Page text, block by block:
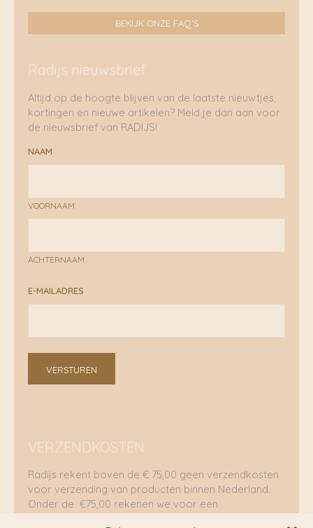
BEKIJK ONZE FAQ'S
Radijs nieuwsbrief
Altijd op de hoogte blijven van de laatste nieuwtjes,
kortingen en nieuwe artikelen? Meld je dan aan voor
de nieuwsbrief van RADIJS!
NAAM
VOORNAAM
ACHTERNAAM
E-MAILADRES
VERSTUREN
VERZENDKOSTEN
Radijs rekent boven de € 75,00 geen verzendkosten
voor verzending van producten binnen Nederland.
Onder de €75,00 rekenen we voor een